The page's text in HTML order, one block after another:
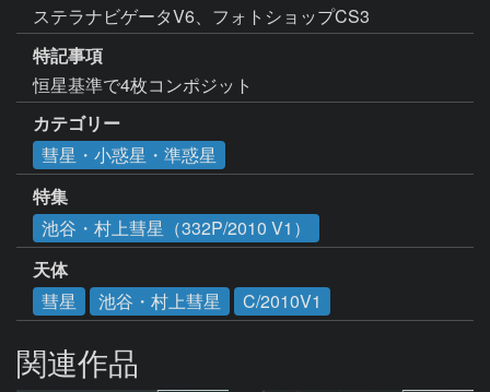
ステラナビゲータV6、フォトショップCS3
特記事項
恒星基準で4枚コンポジット
カテゴリー
彗星・小惑星・準惑星
特集
池谷・村上彗星（332P/2010 V1）
天体
彗星
池谷・村上彗星 C/2010V1
関連作品